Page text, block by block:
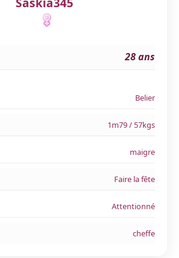
28 ans
Belier
1m79 / 57kgs
maigre
Faire la fête
Attentionné
cheffe